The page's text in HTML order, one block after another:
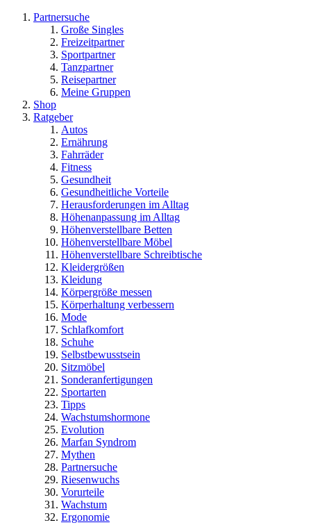
Partnersuche
Große Singles
Freizeitpartner
Sportpartner
Tanzpartner
Reisepartner
Meine Gruppen
Shop
Ratgeber
Autos
Ernährung
Fahrräder
Fitness
Gesundheit
Gesundheitliche Vorteile
Herausforderungen im Alltag
Höhenanpassung im Alltag
Höhenverstellbare Betten
Höhenverstellbare Möbel
Höhenverstellbare Schreibtische
Kleidergrößen
Kleidung
Körpergröße messen
Körperhaltung verbessern
Mode
Schlafkomfort
Schuhe
Selbstbewusstsein
Sitzmöbel
Sonderanfertigungen
Sportarten
Tipps
Wachstumshormone
Evolution
Marfan Syndrom
Mythen
Partnersuche
Riesenwuchs
Vorurteile
Wachstum
Ergonomie